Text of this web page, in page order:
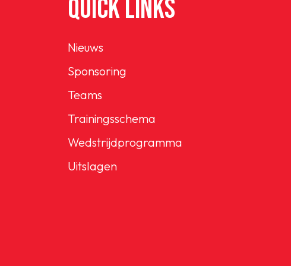
QUICK LINKS
Nieuws
Sponsoring
Teams
Trainingsschema
Wedstrijdprogramma
Uitslagen